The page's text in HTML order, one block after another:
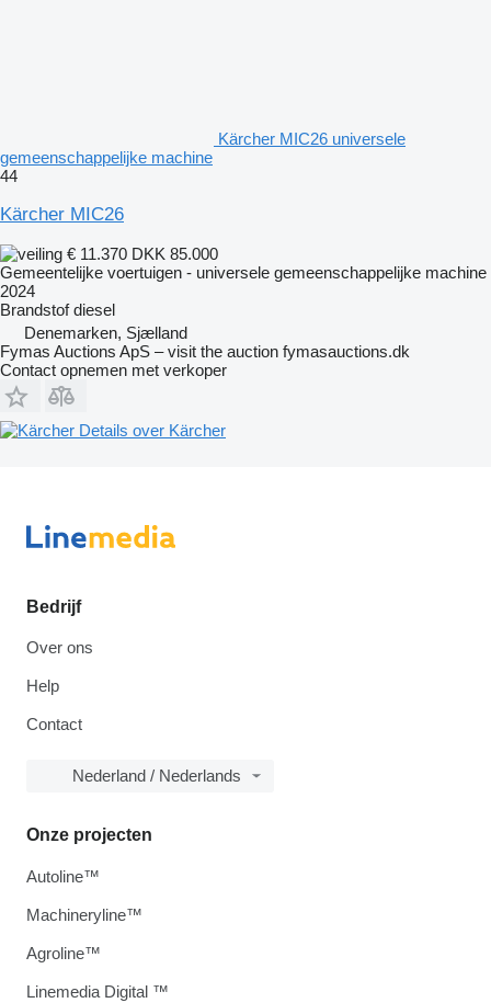
Kärcher MIC26 universele
gemeenschappelijke machine
44
Kärcher MIC26
€ 11.370 DKK 85.000
Gemeentelijke voertuigen - universele gemeenschappelijke machine
2024
Brandstof diesel
Denemarken, Sjælland
Fymas Auctions ApS – visit the auction fymasauctions.dk
Contact opnemen met verkoper
Details over Kärcher
Bedrijf
Over ons
Help
Contact
Nederland / Nederlands
Onze projecten
Autoline™
Machineryline™
Agroline™
Linemedia Digital ™